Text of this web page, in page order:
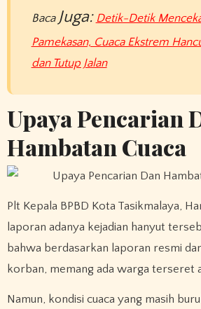
Baca Juga: Detik-Detik
Pamekasan, Cuaca Ekstrem
dan Tutup Jalan
Upaya Pencarian
Hambatan Cuaca
Plt Kepala BPBD Kota Tasikmalaya,
laporan adanya kejadian hanyut
bahwa berdasarkan laporan resmi
korban, memang ada warga terseret
Namun, kondisi cuaca yang masih